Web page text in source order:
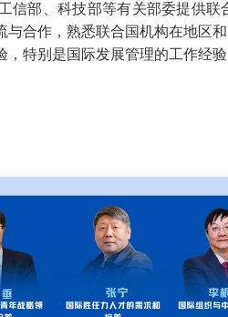
信部、科技部等有关部委提供
合作，熟悉联合国机构在地区
特别是国际发展管理的工作经验